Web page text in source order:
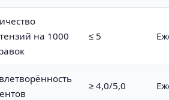
на 1000
≤ 5
≥ 4,0/5,0